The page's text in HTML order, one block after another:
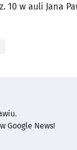
w auli Jana
Google News!